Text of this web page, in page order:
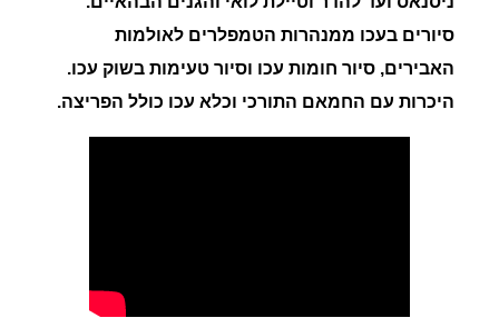
סיורים בעכו ממנהרות הטמפלרים לאולמות
האבירים, סיור חומות עכו וסיור טעימות בשוק עכו.
היכרות עם החמאם התורכי וכלא עכו כולל הפריצה.